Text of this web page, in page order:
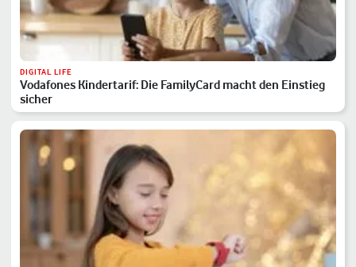
DIGITAL LIFE
Vodafones Kindertarif: Die FamilyCard macht den Einstieg
sicher